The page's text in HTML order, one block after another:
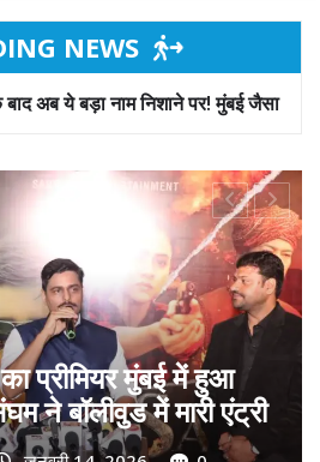
NEWS
मुंबई जैसा ‘फिरौती खेल’ अब दिल्ली-पंजाब में?
प्रमोद सावंत का ‘गोदान’
विमोचन कर मथुरा से
का बढ़ाया मान!